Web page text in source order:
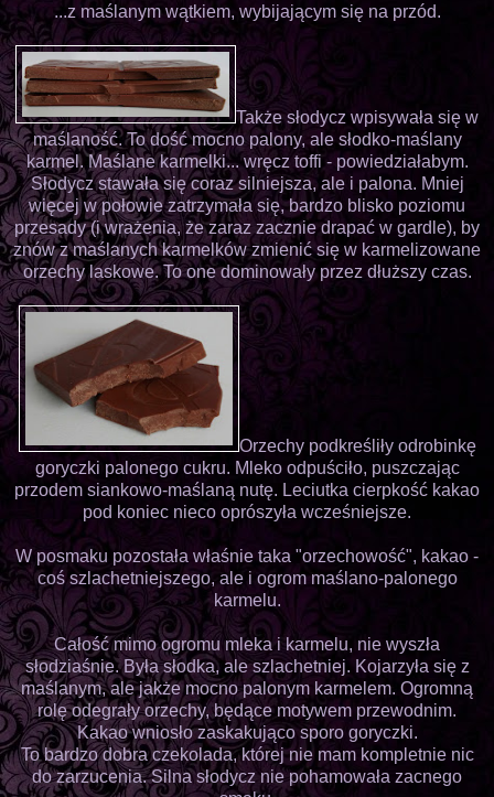
...z maślanym wątkiem, wybijającym się na przód.
Także słodycz wpisywała się w
maślaność. To dość mocno palony, ale słodko-maślany
karmel. Maślane karmelki... wręcz toffi - powiedziałabym.
Słodycz stawała się coraz silniejsza, ale i palona. Mniej
więcej w połowie zatrzymała się, bardzo blisko poziomu
przesady (i wrażenia, że zaraz zacznie drapać w gardle), by
znów z maślanych karmelków zmienić się w karmelizowane
orzechy laskowe. To one dominowały przez dłuższy czas.
Orzechy podkreśliły odrobinkę
goryczki palonego cukru. Mleko odpuściło, puszczając
przodem siankowo-maślaną nutę. Leciutka cierpkość kakao
pod koniec nieco oprószyła wcześniejsze.
W posmaku pozostała właśnie taka "orzechowość", kakao -
coś szlachetniejszego, ale i ogrom maślano-palonego
karmelu.
Całość mimo ogromu mleka i karmelu, nie wyszła
słodziaśnie. Była słodka, ale szlachetniej. Kojarzyła się z
maślanym, ale jakże mocno palonym karmelem. Ogromną
rolę odegrały orzechy, będące motywem przewodnim.
Kakao wniosło zaskakująco sporo goryczki.
To bardzo dobra czekolada, której nie mam kompletnie nic
do zarzucenia. Silna słodycz nie pohamowała zacnego